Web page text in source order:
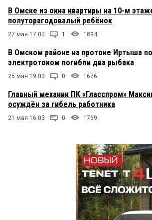
В Омске из окна квартиры на 10-м
полуторагодовалый ребёнок
27 мая 17:03 1 1894
В Омском районе на протоке Иртыша
электротоком погибли два рыбака
25 мая 19:03 0 1676
Главный механик ПК «Гласспром»
осуждён за гибель работника
21 мая 16:03 0 1769